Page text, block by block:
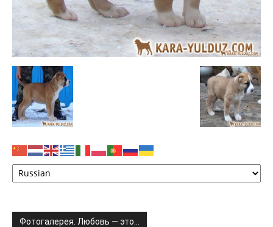
Фотогалерея. Любовь — это…